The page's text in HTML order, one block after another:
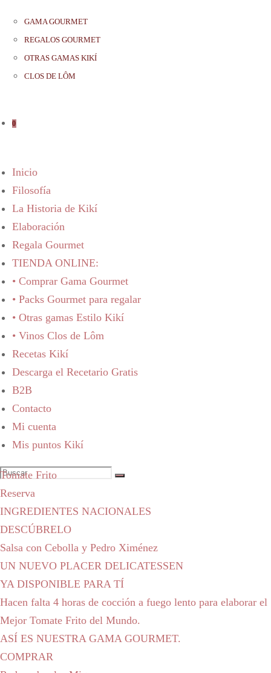
GAMA GOURMET
REGALOS GOURMET
OTRAS GAMAS KIKÍ
CLOS DE LÔM
0
Inicio
Filosofía
La Historia de Kikí
Elaboración
Regala Gourmet
TIENDA ONLINE:
• Comprar Gama Gourmet
• Packs Gourmet para regalar
• Otras gamas Estilo Kikí
• Vinos Clos de Lôm
Recetas Kikí
Descarga el Recetario Gratis
B2B
Contacto
Mi cuenta
Mis puntos Kikí
Tomate Frito
Reserva
INGREDIENTES NACIONALES
DESCÚBRELO
Salsa con Cebolla y Pedro Ximénez
UN NUEVO PLACER DELICATESSEN
YA DISPONIBLE PARA TÍ
Hacen falta 4 horas de cocción a fuego lento para elaborar el
Mejor Tomate Frito del Mundo.
ASÍ ES NUESTRA GAMA GOURMET.
COMPRAR